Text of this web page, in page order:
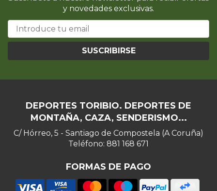
y novedades exclusivas.
SUSCRIBIRSE
DEPORTES TORIBIO. DEPORTES DE
MONTAÑA, CAZA, SENDERISMO...
C/ Hórreo, 5 - Santiago de Compostela (A Coruña)
Teléfono: 881 168 671
FORMAS DE PAGO